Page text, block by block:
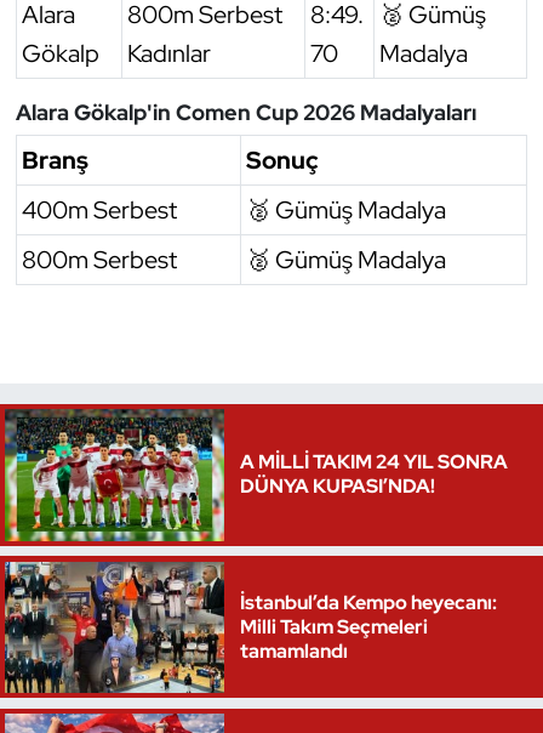
Alara
Gökalp
800m Serbest
Kadınlar
8:49.
70
🥈 Gümüş
Madalya
Alara Gökalp'in Comen Cup 2026 Madalyaları
Branş
Sonuç
400m Serbest
🥈 Gümüş Madalya
800m Serbest
🥈 Gümüş Madalya
A MİLLİ TAKIM 24 YIL SONRA
DÜNYA KUPASI’NDA!
İstanbul’da Kempo heyecanı:
Milli Takım Seçmeleri
tamamlandı